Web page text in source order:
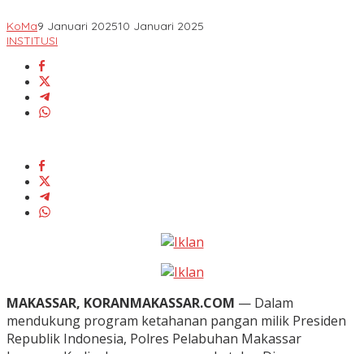
KoMa9 Januari 202510 Januari 2025
INSTITUSI
MAKASSAR, KORANMAKASSAR.COM — Dalam
mendukung program ketahanan pangan milik Presiden
Republik Indonesia, Polres Pelabuhan Makassar